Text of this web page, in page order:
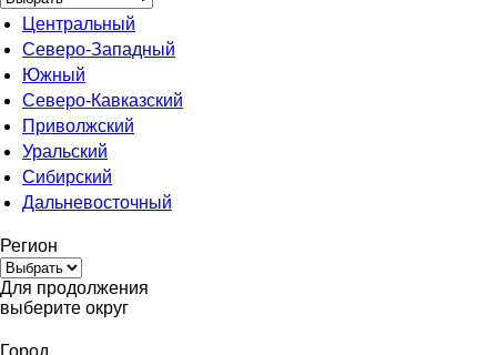
Центральный
Северо-Западный
Южный
Северо-Кавказский
Приволжский
Уральский
Сибирский
Дальневосточный
Регион
Для продолжения
выберите округ
Город